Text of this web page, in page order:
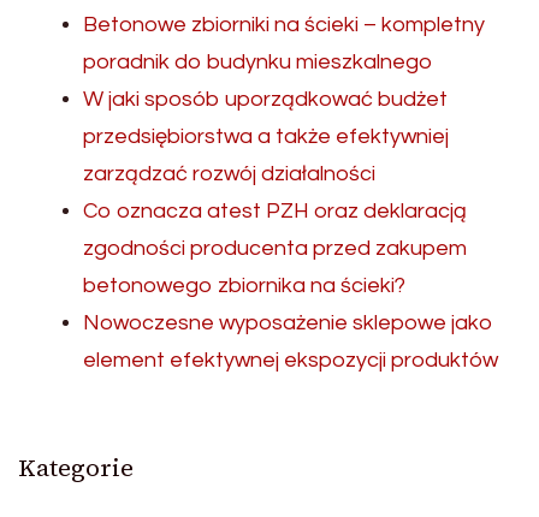
Betonowe zbiorniki na ścieki – kompletny
poradnik do budynku mieszkalnego
W jaki sposób uporządkować budżet
przedsiębiorstwa a także efektywniej
zarządzać rozwój działalności
Co oznacza atest PZH oraz deklaracją
zgodności producenta przed zakupem
betonowego zbiornika na ścieki?
Nowoczesne wyposażenie sklepowe jako
element efektywnej ekspozycji produktów
Kategorie